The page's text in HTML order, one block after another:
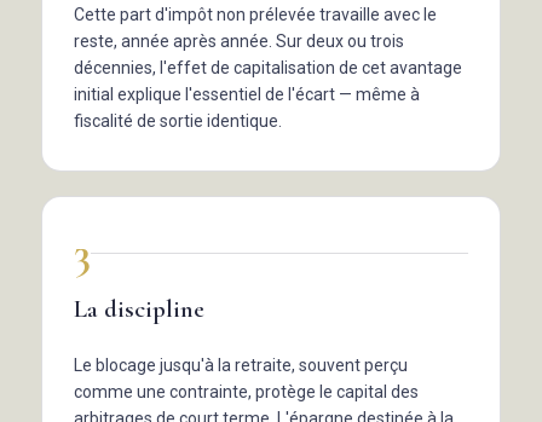
Cette part d'impôt non prélevée travaille avec le
reste, année après année. Sur deux ou trois
décennies, l'effet de capitalisation de cet avantage
initial explique l'essentiel de l'écart — même à
fiscalité de sortie identique.
3
La discipline
Le blocage jusqu'à la retraite, souvent perçu
comme une contrainte, protège le capital des